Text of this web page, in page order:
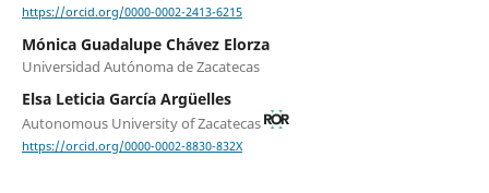
https://orcid.org/0000-0002-2413-6215
Mónica Guadalupe Chávez Elorza
Universidad Autónoma de Zacatecas
Elsa Leticia García Argüelles
Autonomous University of Zacatecas
https://orcid.org/0000-0002-8830-832X